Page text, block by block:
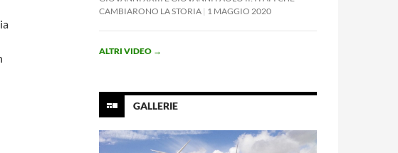
CAMBIARONO LA STORIA 1 MAGGIO 2020
ALTRI VIDEO →
GALLERIE